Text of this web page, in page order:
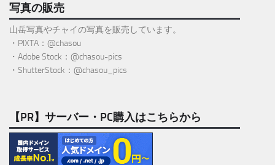
写真の販売
山岳写真やチャイの写真を販売しています。
・PIXTA：@chasou
・Adobe Stock：@chasou-pics
・ShutterStock：@chasou_pics
【PR】サーバー・PC購入はこちらから